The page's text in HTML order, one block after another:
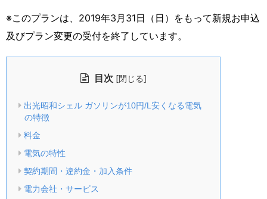
※このプランは、2019年3月31日（日）をもって新規お申込
及びプラン変更の受付を終了しています。
目次 [閉じる]
出光昭和シェル ガソリンが10円/L安くなる電気
の特徴
料金
電気の特性
契約期間・違約金・加入条件
電力会社・サービス